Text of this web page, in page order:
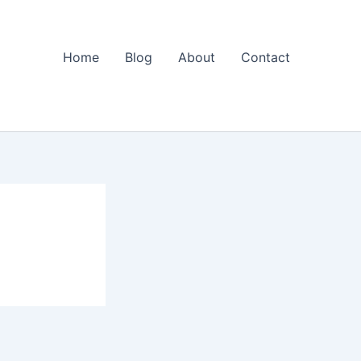
Home Blog About Contact